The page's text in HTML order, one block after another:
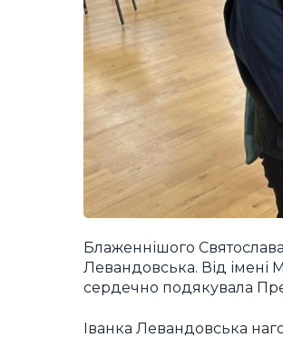
Блаженнішого
Левандовська. Від імені
сердечно подякувала
Іванка Левандовська